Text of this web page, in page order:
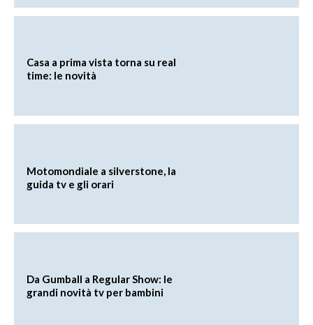
Casa a prima vista torna su real
time: le novità
Motomondiale a silverstone, la
guida tv e gli orari
Da Gumball a Regular Show: le
grandi novità tv per bambini